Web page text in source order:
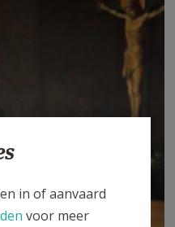
in of aanvaard
voor meer